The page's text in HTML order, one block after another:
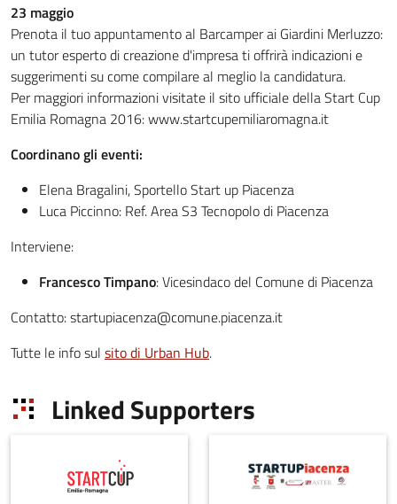
23 maggio
Prenota il tuo appuntamento al Barcamper ai Giardini Merluzzo:
un tutor esperto di creazione d'impresa ti offrirà indicazioni e
suggerimenti su come compilare al meglio la candidatura.
Per maggiori informazioni visitate il sito ufficiale della Start Cup
Emilia Romagna 2016: www.startcupemiliaromagna.it
Coordinano gli eventi:
Elena Bragalini, Sportello Start up Piacenza
Luca Piccinno: Ref. Area S3 Tecnopolo di Piacenza
Interviene:
Francesco Timpano: Vicesindaco del Comune di Piacenza
Contatto: startupiacenza@comune.piacenza.it
Tutte le info sul sito di Urban Hub.
Linked Supporters